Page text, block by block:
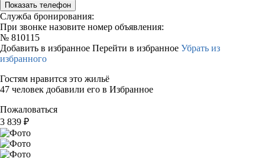
Показать телефон
Служба бронирования:
При звонке назовите номер объявления:
№ 810115
Добавить в избранное Перейти в избранное Убрать из
избранного
Гостям нравится это жильё
47 человек добавили его в Избранное
Пожаловаться
3 839 ₽